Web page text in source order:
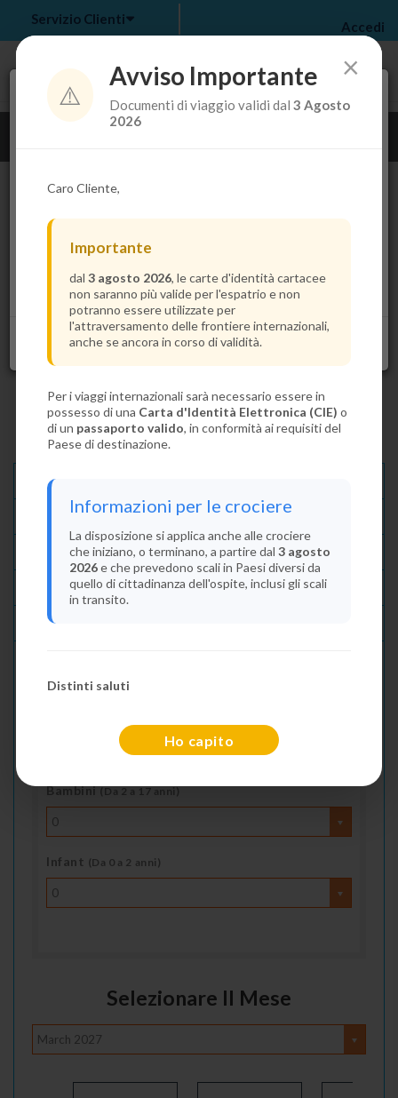
my bookings >
Servizio Clienti Accedi
Disponibilità
Condizioni
Recensioni
Indica il numero dei passeggeri
Bambini (Da 2 a 17 anni)
0
Infant (Da 0 a 2 anni)
0
Selezionare Il Mese
March 2027
×
⚠️
Avviso Importante
Documenti di viaggio validi dal3 Agosto
2026
Caro Cliente,
Importante
dal 3 agosto 2026, le carte d'identità cartacee
non saranno più valide per l'espatrio e non
potranno essere utilizzate per
l'attraversamento delle frontiere internazionali,
anche se ancora in corso di validità.
Per i viaggi internazionali sarà necessario essere in
possesso di una Carta d'Identità Elettronica (CIE) o
di un passaporto valido, in conformità ai requisiti del
Paese di destinazione.
Informazioni per le crociere
La disposizione si applica anche alle crociere
che iniziano, o terminano, a partire dal 3 agosto
2026e che prevedono scali in Paesi diversi da
quello di cittadinanza dell'ospite, inclusi gli scali
in transito.
Distinti saluti
Ho capito
Tra pochi secondi troverai il prezzo più basso per la
tua crociera.